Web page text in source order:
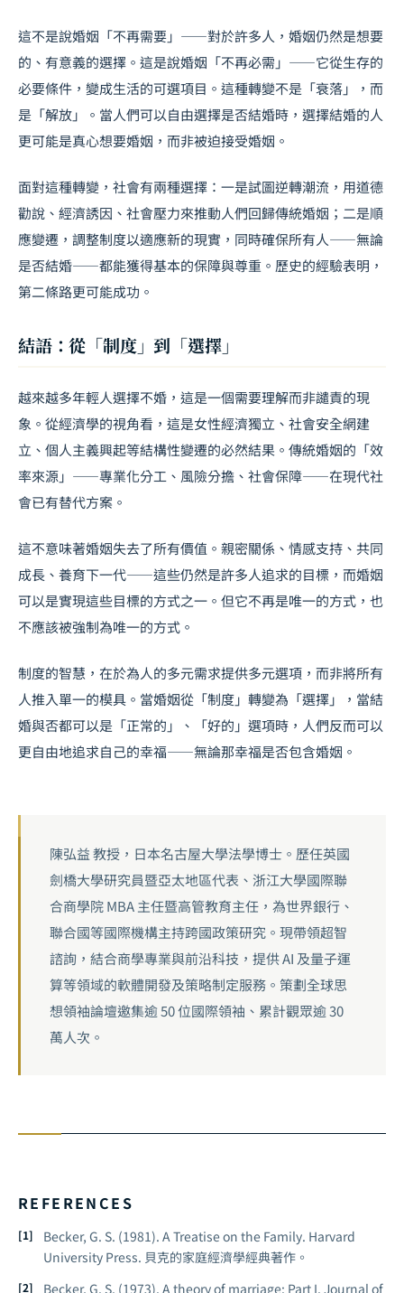
這不是說婚姻「不再需要」——對於許多人，婚姻仍然是想要
的、有意義的選擇。這是說婚姻「不再必需」——它從生存的
必要條件，變成生活的可選項目。這種轉變不是「衰落」，而
是「解放」。當人們可以自由選擇是否結婚時，選擇結婚的人
更可能是真心想要婚姻，而非被迫接受婚姻。
面對這種轉變，社會有兩種選擇：一是試圖逆轉潮流，用道德
勸說、經濟誘因、社會壓力來推動人們回歸傳統婚姻；二是順
應變遷，調整制度以適應新的現實，同時確保所有人——無論
是否結婚——都能獲得基本的保障與尊重。歷史的經驗表明，
第二條路更可能成功。
結語：從「制度」到「選擇」
越來越多年輕人選擇不婚，這是一個需要理解而非譴責的現
象。從經濟學的視角看，這是女性經濟獨立、社會安全網建
立、個人主義興起等結構性變遷的必然結果。傳統婚姻的「效
率來源」——專業化分工、風險分擔、社會保障——在現代社
會已有替代方案。
這不意味著婚姻失去了所有價值。親密關係、情感支持、共同
成長、養育下一代——這些仍然是許多人追求的目標，而婚姻
可以是實現這些目標的方式之一。但它不再是唯一的方式，也
不應該被強制為唯一的方式。
制度的智慧，在於為人的多元需求提供多元選項，而非將所有
人推入單一的模具。當婚姻從「制度」轉變為「選擇」，當結
婚與否都可以是「正常的」、「好的」選項時，人們反而可以
更自由地追求自己的幸福——無論那幸福是否包含婚姻。
陳弘益 教授，日本名古屋大學法學博士。歷任英國
劍橋大學研究員暨亞太地區代表、浙江大學國際聯
合商學院 MBA 主任暨高管教育主任，為世界銀行、
聯合國等國際機構主持跨國政策研究。現帶領超智
諮詢，結合商學專業與前沿科技，提供 AI 及量子運
算等領域的軟體開發及策略制定服務。策劃全球思
想領袖論壇邀集逾 50 位國際領袖、累計觀眾逾 30
萬人次。
REFERENCES
Becker, G. S. (1981). A Treatise on the Family. Harvard
University Press. 貝克的家庭經濟學經典著作。
Becker, G. S. (1973). A theory of marriage: Part I. Journal of